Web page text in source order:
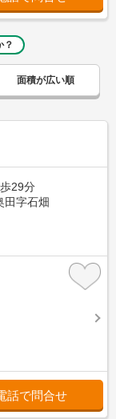
？
面積が広い順
29分
田字石畑
話で問合せ